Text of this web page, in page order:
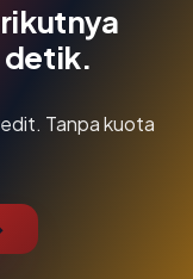
detik.
Tanpa kuota